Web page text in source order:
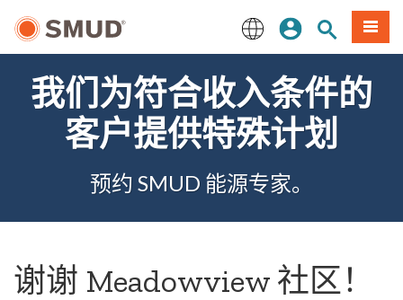
English
登录网站搜索
項目
我们为符合收入条件的
客户提供特殊计划
预约 SMUD 能源专家。
谢谢 Meadowview 社区！